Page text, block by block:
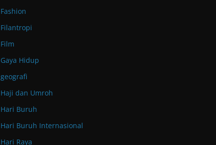
Fashion
Filantropi
Film
Gaya Hidup
geografi
Haji dan Umroh
Hari Buruh
Hari Buruh Internasional
Hari Raya